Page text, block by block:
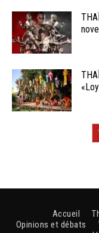
Accueil
Opinions et débats